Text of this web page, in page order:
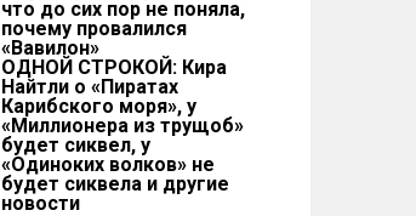
что до сих пор не поняла,
почему провалился
«Вавилон»
ОДНОЙ СТРОКОЙ: Кира
Найтли о «Пиратах
Карибского моря», у
«Миллионера из трущоб»
будет сиквел, у
«Одиноких волков» не
будет сиквела и другие
новости